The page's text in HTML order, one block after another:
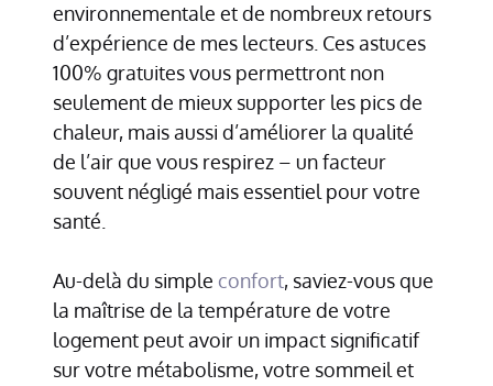
environnementale et de nombreux retours
d’expérience de mes lecteurs. Ces astuces
100% gratuites vous permettront non
seulement de mieux supporter les pics de
chaleur, mais aussi d’améliorer la qualité
de l’air que vous respirez – un facteur
souvent négligé mais essentiel pour votre
santé.
Au-delà du simple confort, saviez-vous que
la maîtrise de la température de votre
logement peut avoir un impact significatif
sur votre métabolisme, votre sommeil et